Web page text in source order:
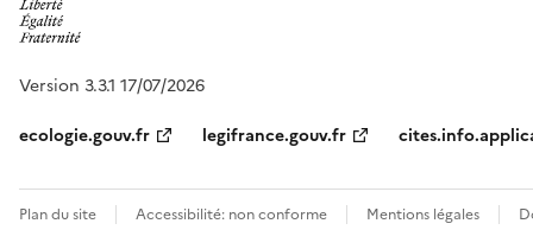
Version 3.3.1 17/07/2026
ecologie.gouv.fr
legifrance.gouv.fr
Plan du site Accessibilité: non conforme Mentions légales